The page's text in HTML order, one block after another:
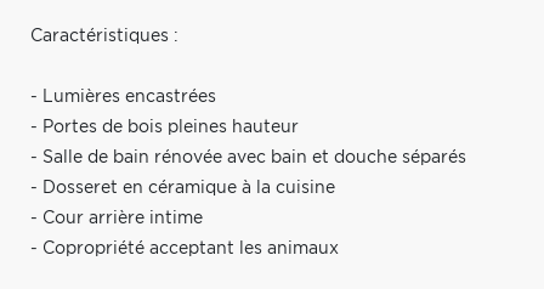
Caractéristiques :
- Lumières encastrées
- Portes de bois pleines hauteur
- Salle de bain rénovée avec bain et douche séparés
- Dosseret en céramique à la cuisine
- Cour arrière intime
- Copropriété acceptant les animaux